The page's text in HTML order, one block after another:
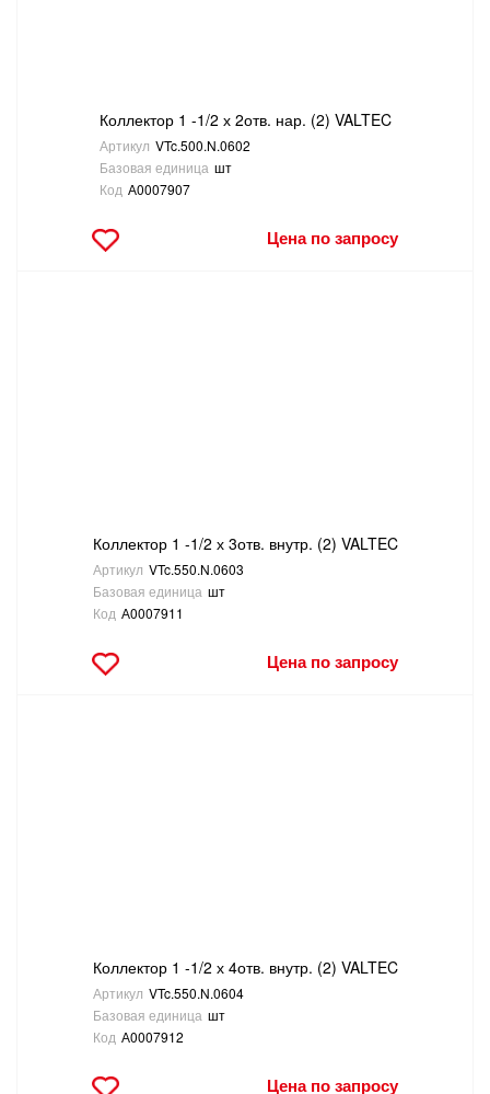
Коллектор 1 -1/2 х 2отв. нар. (2) VALTEC
Артикул VTc.500.N.0602
Базовая единица шт
Код А0007907
Цена по запросу
Коллектор 1 -1/2 х 3отв. внутр. (2) VALTEC
Артикул VTc.550.N.0603
Базовая единица шт
Код А0007911
Цена по запросу
Коллектор 1 -1/2 х 4отв. внутр. (2) VALTEC
Артикул VTc.550.N.0604
Базовая единица шт
Код А0007912
Цена по запросу